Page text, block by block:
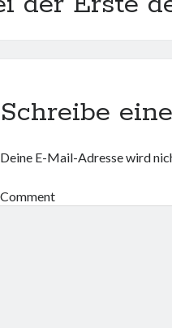
Schreibe
Deine E-Mail-Adresse wird
Comment